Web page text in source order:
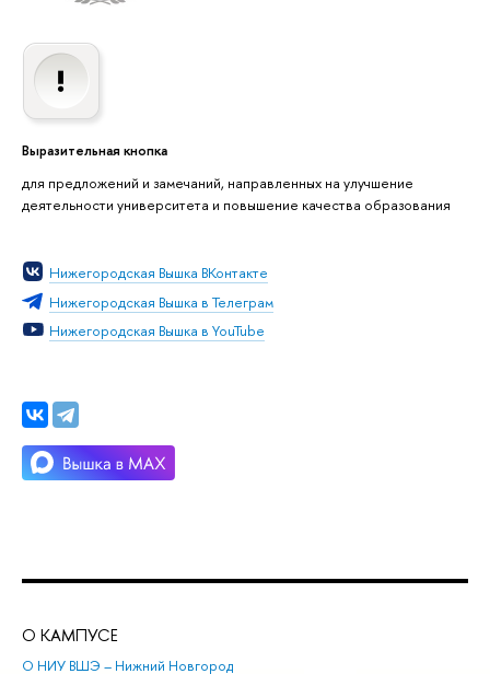
Выразительная кнопка
для предложений и замечаний, направленных на улучшение
деятельности университета и повышение качества образования
Нижегородская Вышка ВКонтакте
Нижегородская Вышка в Телеграм
Нижегородская Вышка в YouTube
О КАМПУСЕ
О НИУ ВШЭ – Нижний Новгород